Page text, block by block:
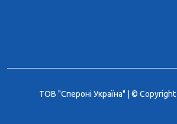
ТОВ "Спероні Україна" | © Copyright